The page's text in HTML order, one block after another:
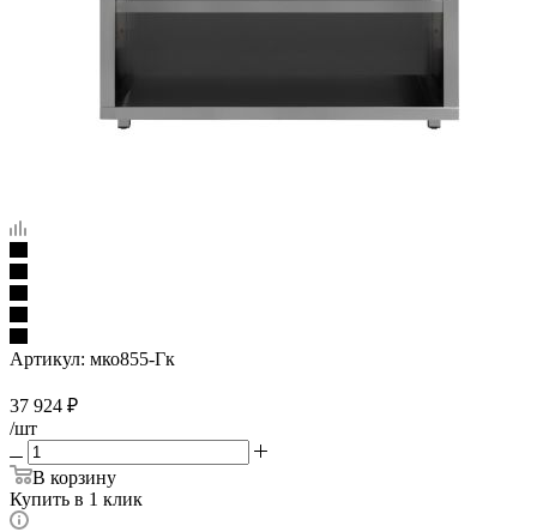
Артикул: мко855-Гк
37 924 ₽
/шт
В корзину
Купить в 1 клик